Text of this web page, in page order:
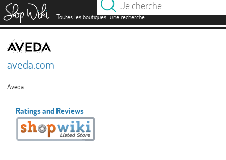
Toutes les boutiques.une recherche.
aveda.com
Aveda
Ratings and Reviews